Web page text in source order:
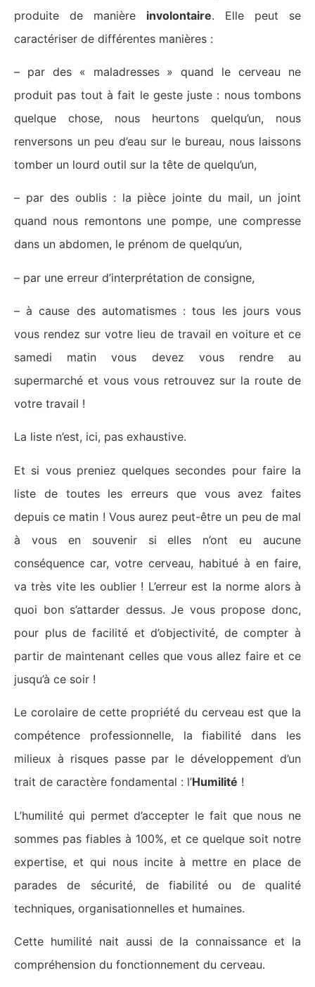
produite de manière involontaire. Elle peut se
caractériser de différentes manières :
– par des « maladresses » quand le cerveau ne
produit pas tout à fait le geste juste : nous tombons
quelque chose, nous heurtons quelqu’un, nous
renversons un peu d’eau sur le bureau, nous laissons
tomber un lourd outil sur la tête de quelqu’un,
– par des oublis : la pièce jointe du mail, un joint
quand nous remontons une pompe, une compresse
dans un abdomen, le prénom de quelqu’un,
– par une erreur d’interprétation de consigne,
– à cause des automatismes : tous les jours vous
vous rendez sur votre lieu de travail en voiture et ce
samedi matin vous devez vous rendre au
supermarché et vous vous retrouvez sur la route de
votre travail !
La liste n’est, ici, pas exhaustive.
Et si vous preniez quelques secondes pour faire la
liste de toutes les erreurs que vous avez faites
depuis ce matin ! Vous aurez peut-être un peu de mal
à vous en souvenir si elles n’ont eu aucune
conséquence car, votre cerveau, habitué à en faire,
va très vite les oublier ! L’erreur est la norme alors à
quoi bon s’attarder dessus. Je vous propose donc,
pour plus de facilité et d’objectivité, de compter à
partir de maintenant celles que vous allez faire et ce
jusqu’à ce soir !
Le corolaire de cette propriété du cerveau est que la
compétence professionnelle, la fiabilité dans les
milieux à risques passe par le développement d’un
trait de caractère fondamental : l’Humilité !
L’humilité qui permet d’accepter le fait que nous ne
sommes pas fiables à 100%, et ce quelque soit notre
expertise, et qui nous incite à mettre en place de
parades de sécurité, de fiabilité ou de qualité
techniques, organisationnelles et humaines.
Cette humilité nait aussi de la connaissance et la
compréhension du fonctionnement du cerveau.